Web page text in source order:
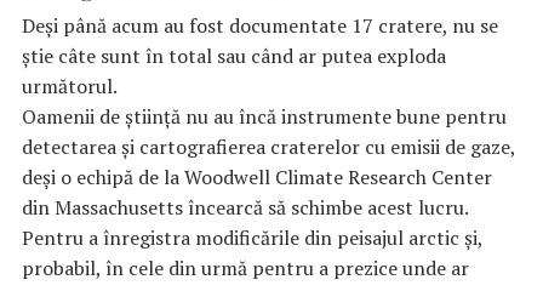
Deși până acum au fost documentate 17 cratere, nu se
știe câte sunt în total sau când ar putea exploda
următorul.
Oamenii de știință nu au încă instrumente bune pentru
detectarea și cartografierea craterelor cu emisii de gaze,
deși o echipă de la Woodwell Climate Research Center
din Massachusetts încearcă să schimbe acest lucru.
Pentru a înregistra modificările din peisajul arctic și,
probabil, în cele din urmă pentru a prezice unde ar